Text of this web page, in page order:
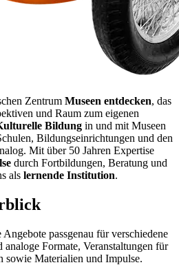
Zentrum Museen entdecken, das
und Raum zum eigenen
Bildung in und mit Museen
Bildungseinrichtungen und den
Mit über 50 Jahren Expertise
durch Fortbildungen, Beratung und
als lernende Institution.
passgenau für verschiedene
Formate, Veranstaltungen für
sowie Materialien und Impulse.